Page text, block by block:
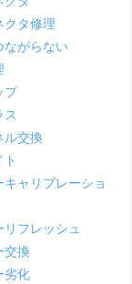
クタ修理
ながらない
プ
ス
ル交換
ャリブレーショ
フレッシュ
交換
劣化